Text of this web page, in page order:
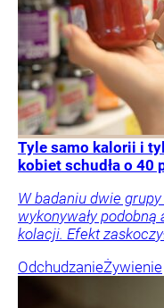
Tyle samo kalorii i
kobiet schudła o 40
W badaniu dwie
wykonywały podobną
kolacji. Efekt
OdchudzanieŻywienie